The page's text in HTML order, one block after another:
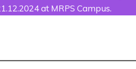
at MRPS Campus.